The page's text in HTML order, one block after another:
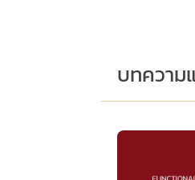
บทความ